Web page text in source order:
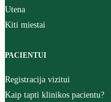
Utena
Kiti miestai
PACIENTUI
Registracija vizitui
Kaip tapti klinikos pacientu?